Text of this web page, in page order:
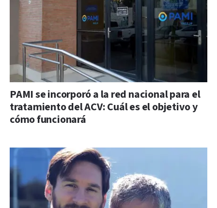
PAMI se incorporó a la red nacional para el
tratamiento del ACV: Cuál es el objetivo y
cómo funcionará